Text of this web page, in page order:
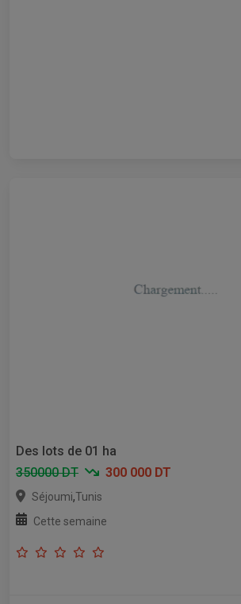
Des lots de 01 ha
350000 DT
300 000 DT
Séjoumi,Tunis
Cette semaine